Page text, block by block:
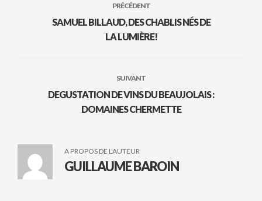
PRÉCÉDENT
SAMUEL BILLAUD, DES CHABLIS NÉS DE
LA LUMIÈRE!
SUIVANT
DEGUSTATION DE VINS DU BEAUJOLAIS :
DOMAINES CHERMETTE
A PROPOS DE L'AUTEUR
GUILLAUME BAROIN